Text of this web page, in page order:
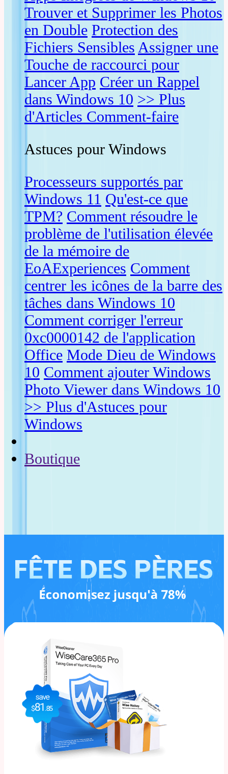
Trouver et Supprimer les Photos
en Double Protection des
Fichiers Sensibles Assigner une
Touche de raccourci pour
Lancer App Créer un Rappel
dans Windows 10 >> Plus
d'Articles Comment-faire
Astuces pour Windows
Processeurs supportés par
Windows 11 Qu'est-ce que
TPM? Comment résoudre le
problème de l'utilisation élevée
de la mémoire de
EoAExperiences Comment
centrer les icônes de la barre des
tâches dans Windows 10
Comment corriger l'erreur
0xc0000142 de l'application
Office Mode Dieu de Windows
10 Comment ajouter Windows
Photo Viewer dans Windows 10
>> Plus d'Astuces pour
Windows
Boutique